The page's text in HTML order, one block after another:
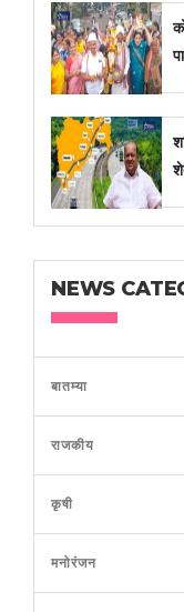
NEWS
बातम्या
राजकीय
कृषी
मनोरंजन